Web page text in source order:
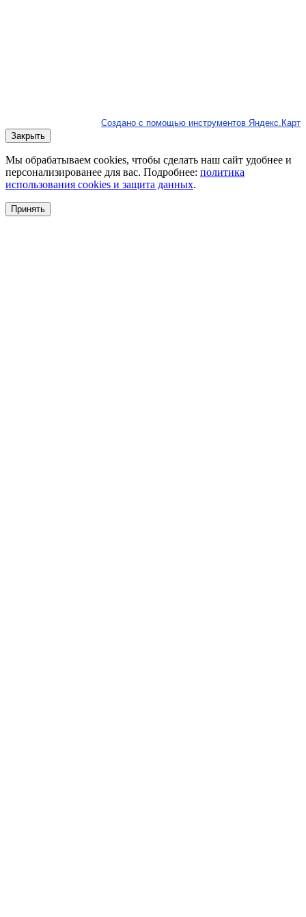
Создано с помощью инструментов Яндекс.Карт
Закрыть
Мы обрабатываем cookies, чтобы сделать наш сайт удобнее и
персонализированее для вас. Подробнее: политика
использования cookies и защита данных.
Принять